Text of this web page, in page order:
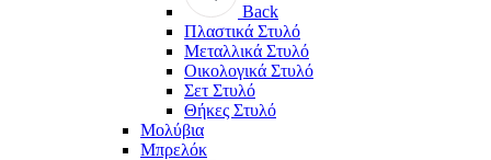
Back
Πλαστικά Στυλό
Μεταλλικά Στυλό
Οικολογικά Στυλό
Σετ Στυλό
Θήκες Στυλό
Μολύβια
Μπρελόκ